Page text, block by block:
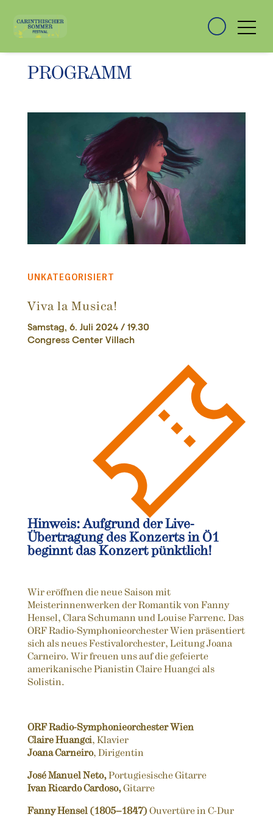
PROGRAMM
UNKATEGORISIERT
Viva la Musica!
Samstag, 6. Juli 2024 / 19.30
Congress Center Villach
Hinweis: Aufgrund der Live-
Übertragung des Konzerts in Ö1
beginnt das Konzert pünktlich!
Wir eröffnen die neue Saison mit
Meisterinnenwerken der Romantik von Fanny
Hensel, Clara Schumann und Louise Farrenc. Das
ORF Radio-Symphonieorchester Wien präsentiert
sich als neues Festivalorchester, Leitung Joana
Carneiro. Wir freuen uns auf die gefeierte
amerikanische Pianistin Claire Huangci als
Solistin.
ORF Radio-Symphonieorchester Wien
Claire Huangci, Klavier
Joana Carneiro, Dirigentin
José Manuel Neto,Portugiesische Gitarre
Ivan Ricardo Cardoso,Gitarre
Fanny Hensel (1805–1847) Ouvertüre in C-Dur